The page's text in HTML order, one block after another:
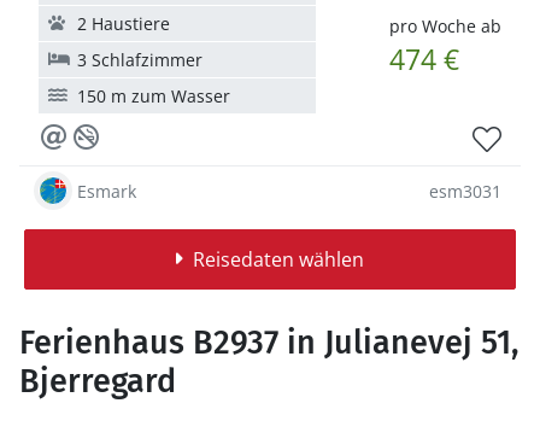
pro Woche ab
474 €
2 Haustiere
3 Schlafzimmer
150 m zum Wasser
Esmark esm3031
Reisedaten wählen
Ferienhaus B2937 in Julianevej 51,
Bjerregard